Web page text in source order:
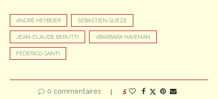
ANDRÉ HEYBOER SÉBASTIEN GUÈZE
JEAN-CLAUDE BERUTTI VBARBARA HAVEMAN
FEDERICO SANTI
0 commentaires 5